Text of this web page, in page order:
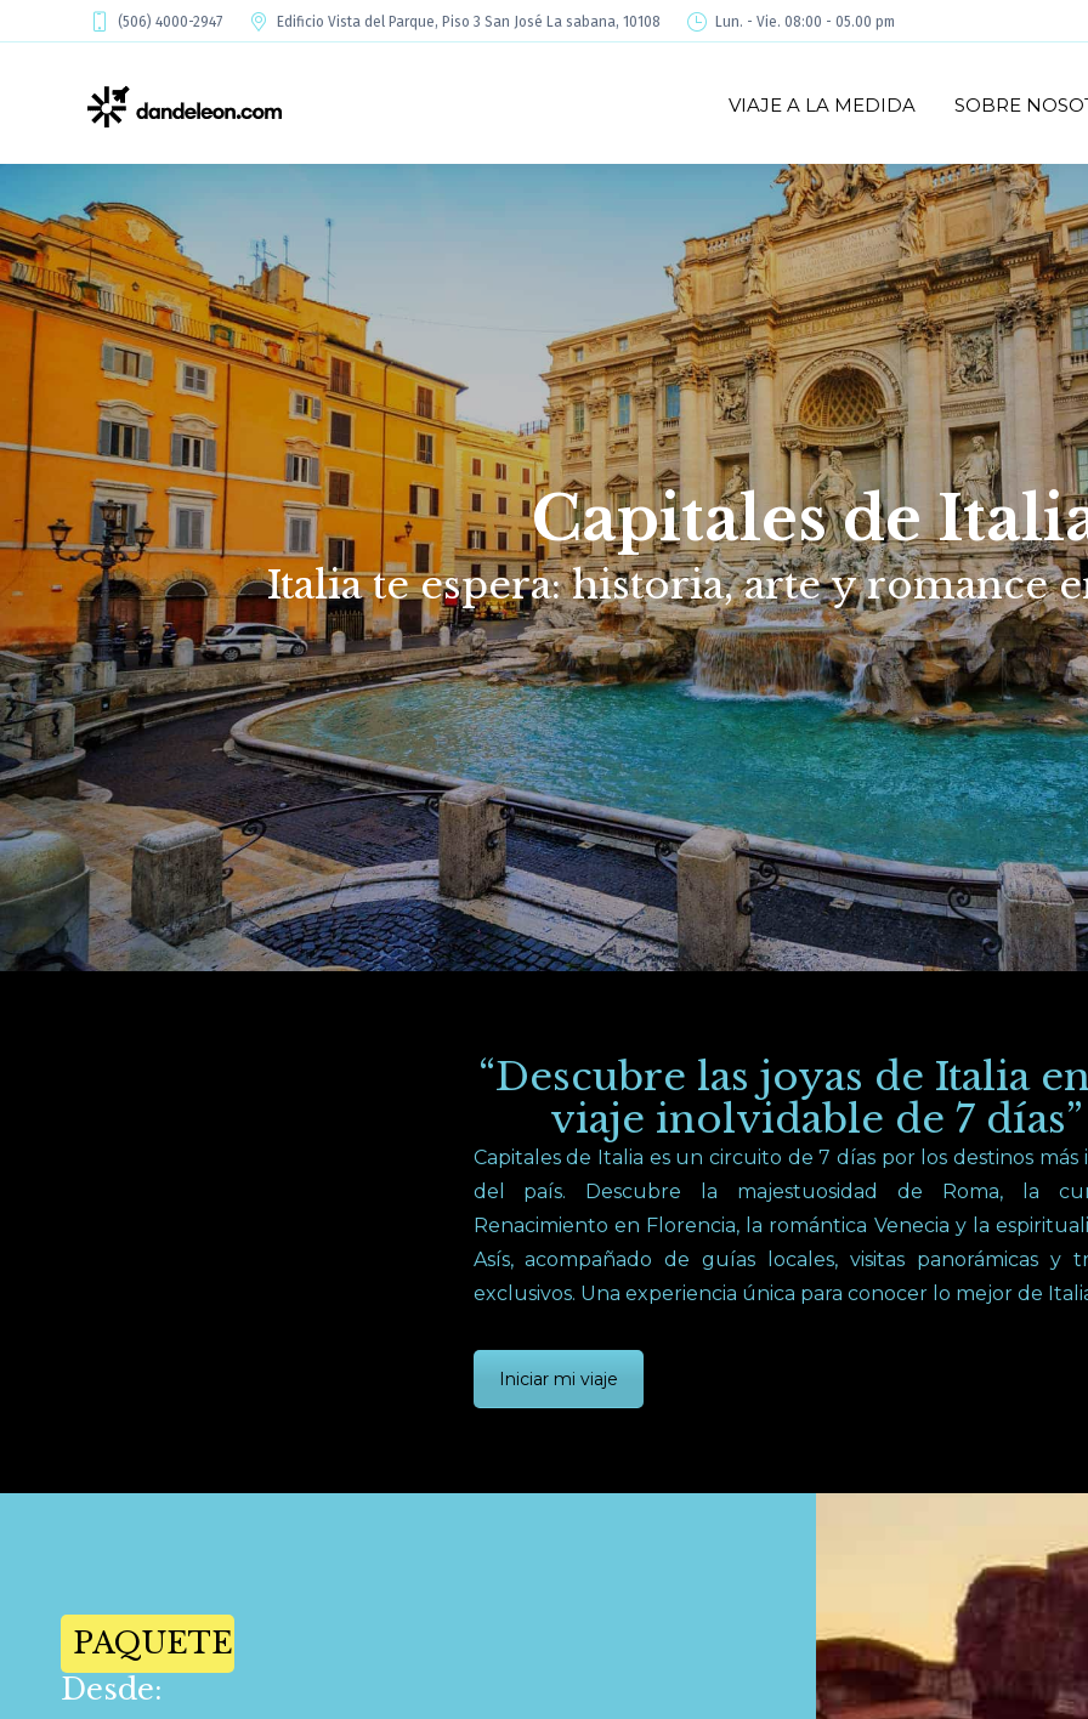
(506) 4000-2947 Edificio Vista del Parque, Piso 3 San José La sabana, 10108 Lun. - Vie. 08:00 - 05.00 pm
VIAJE A LA MEDIDA SOBRE
Capitales de
Italia te espera: historia, arte y romance
“Descubre las joyas de Italia
viaje inolvidable de 7 días”
Capitales de Italia es un circuito de 7 días por los destinos más
del país. Descubre la majestuosidad de Roma, la
Renacimiento en Florencia, la romántica Venecia y la
Asís, acompañado de guías locales, visitas panorámicas y
exclusivos. Una experiencia única para conocer lo mejor de
Iniciar mi viaje
PAQUETE
Desde: